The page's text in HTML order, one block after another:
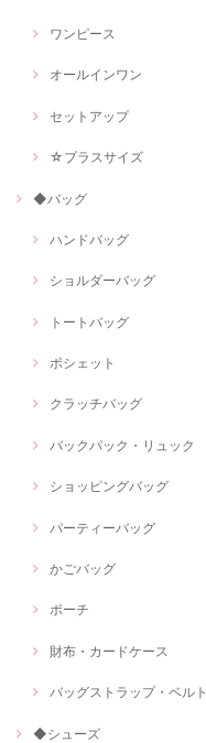
ワンピース
オールインワン
セットアップ
☆プラスサイズ
◆バッグ
ハンドバッグ
ショルダーバッグ
トートバッグ
ポシェット
クラッチバッグ
バックパック・リュック
ショッピングバッグ
パーティーバッグ
かごバッグ
ポーチ
財布・カードケース
バッグストラップ・ベルト
◆シューズ